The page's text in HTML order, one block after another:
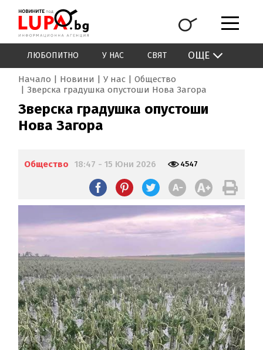
ЛЮБОПИТНО У НАС СВЯТ ОЩЕ
Начало Новини У нас
Общество
Зверска градушка опустоши Нова Загора
Зверска градушка опустоши
Нова Загора
Общество 18:47 - 15 Юни 2026 4547